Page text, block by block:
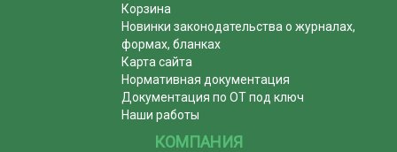
Корзина
Новинки законодательства о журналах,
формах, бланках
Карта сайта
Нормативная документация
Документация по ОТ под ключ
Наши работы
КОМПАНИЯ